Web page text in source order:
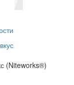
(Niteworks®)